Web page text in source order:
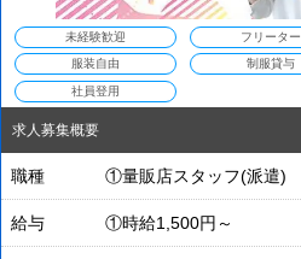
未経験歓迎 フリーター
服装自由 制服貸与
社員登用
求人募集概要
職種 ①量販店スタッフ(派遣)
給与 ①時給1,500円～